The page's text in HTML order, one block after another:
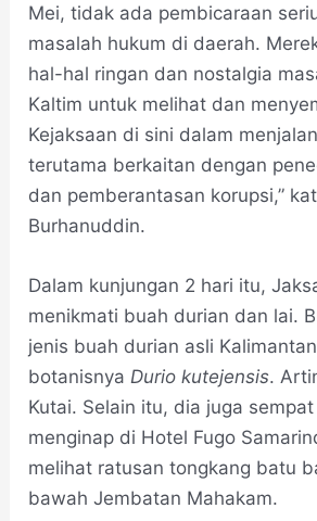
Mei, tidak ada pembicaraan
masalah hukum di daerah.
hal-hal ringan dan nostalgia
Kaltim untuk melihat dan
Kejaksaan di sini dalam
terutama berkaitan dengan
dan pemberantasan korupsi,”
Burhanuddin.
Dalam kunjungan 2 hari itu,
menikmati buah durian dan lai.
jenis buah durian asli
botanisnya Durio kutejensis.
Kutai. Selain itu, dia juga
menginap di Hotel Fugo
melihat ratusan tongkang batu
bawah Jembatan Mahakam.